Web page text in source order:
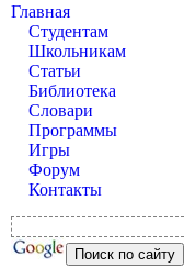
Главная
Студентам
Школьникам
Статьи
Библиотека
Словари
Программы
Игры
Форум
Контакты